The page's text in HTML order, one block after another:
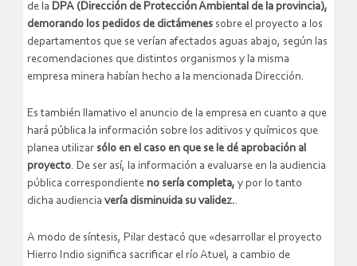
de la DPA (Dirección de Protección Ambiental de la provincia),
demorando los pedidos de dictámenes sobre el proyecto a los
departamentos que se verían afectados aguas abajo, según las
recomendaciones que distintos organismos y la misma
empresa minera habían hecho a la mencionada Dirección.
Es también llamativo el anuncio de la empresa en cuanto a que
hará pública la información sobre los aditivos y químicos que
planea utilizar sólo en el caso en que se le dé aprobación al
proyecto. De ser así, la información a evaluarse en la audiencia
pública correspondiente no sería completa, y por lo tanto
dicha audiencia vería disminuida su validez..
A modo de síntesis, Pilar destacó que «desarrollar el proyecto
Hierro Indio significa sacrificar el río Atuel, a cambio de